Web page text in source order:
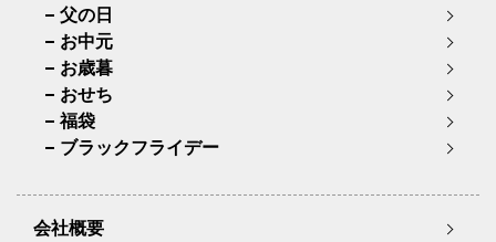
父の日
お中元
お歳暮
おせち
福袋
ブラックフライデー
会社概要